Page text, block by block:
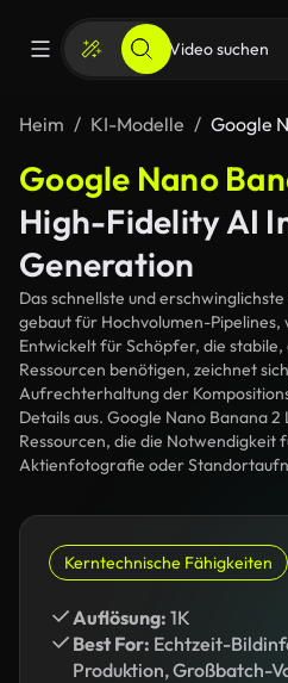
Heim KI-Modelle Google
Google Nano
High-Fidelity AI
Generation
Das schnellste und
gebaut für Hochvolumen-Pipelines,
Entwickelt für Schöpfer, die
Ressourcen benötigen, zeichnet
Aufrechterhaltung der
Details aus. Google Nano Banana
Ressourcen, die die Notwendigkeit
Aktienfotografie oder
Kerntechnische Fähigkeiten
Auflösung: 1K
Best For: Echtzeit-
Produktion, Großbatch-